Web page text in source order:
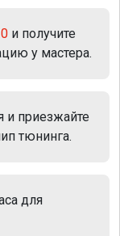
и получите
у мастера.
и приезжайте
тюнинга.
для